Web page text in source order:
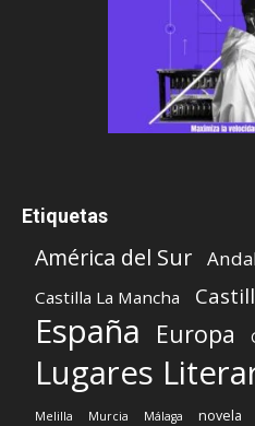
Etiquetas
América del Sur
Castilla La Mancha
España Europa
Lugares
Melilla Murcia Málaga novela